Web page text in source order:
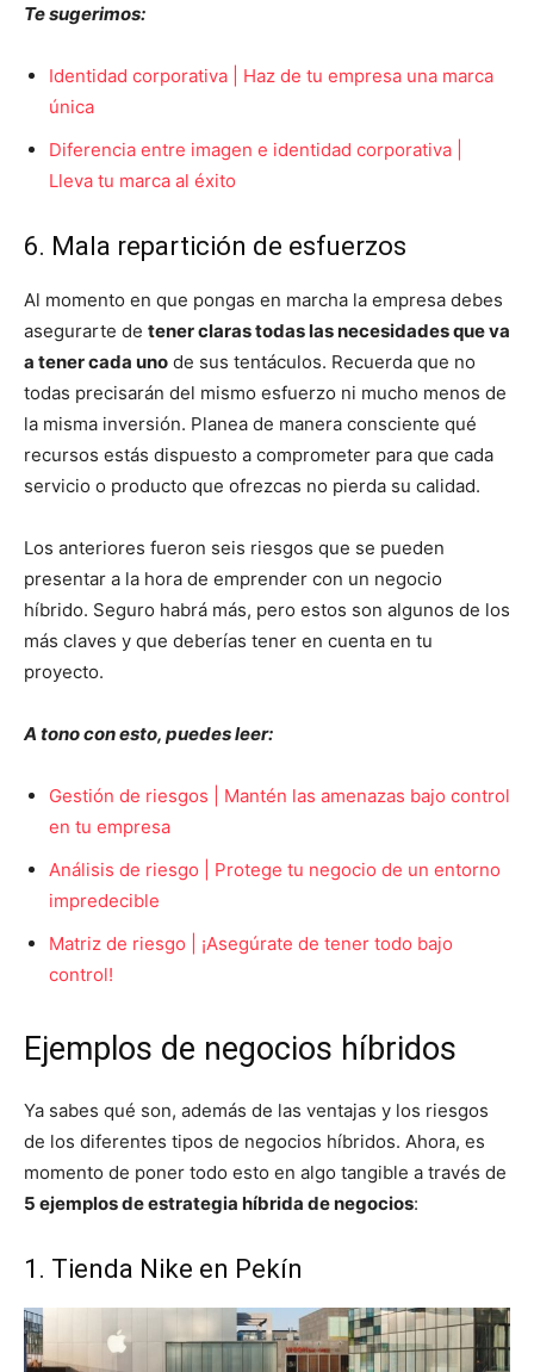
Te sugerimos:
Identidad corporativa | Haz de tu empresa una marca
única
Diferencia entre imagen e identidad corporativa |
Lleva tu marca al éxito
6. Mala repartición de esfuerzos
Al momento en que pongas en marcha la empresa debes
asegurarte de tener claras todas las necesidades que va
a tener cada uno de sus tentáculos. Recuerda que no
todas precisarán del mismo esfuerzo ni mucho menos de
la misma inversión. Planea de manera consciente qué
recursos estás dispuesto a comprometer para que cada
servicio o producto que ofrezcas no pierda su calidad.
Los anteriores fueron seis riesgos que se pueden
presentar a la hora de emprender con un negocio
híbrido. Seguro habrá más, pero estos son algunos de los
más claves y que deberías tener en cuenta en tu
proyecto.
A tono con esto, puedes leer:
Gestión de riesgos | Mantén las amenazas bajo control
en tu empresa
Análisis de riesgo | Protege tu negocio de un entorno
impredecible
Matriz de riesgo | ¡Asegúrate de tener todo bajo
control!
Ejemplos de negocios híbridos
Ya sabes qué son, además de las ventajas y los riesgos
de los diferentes tipos de negocios híbridos. Ahora, es
momento de poner todo esto en algo tangible a través de
5 ejemplos de estrategia híbrida de negocios:
1. Tienda Nike en Pekín